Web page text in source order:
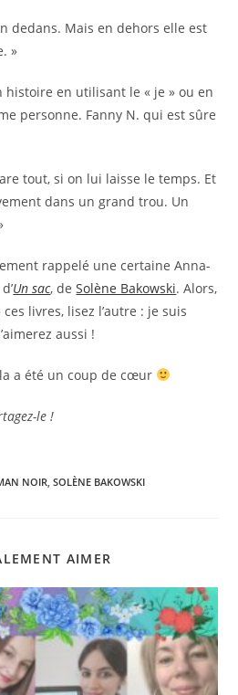
dedans. Mais en dehors elle est
»
histoire en utilisant le « je » ou en
personne. Fanny N. qui est sûre
tout, si on lui laisse le temps. Et
dans un grand trou. Un
rappelé une certaine Anna-
Un sac, deSolène Bakowski. Alors,
livres, lisez l’autre : je suis
aussi !
a été un coup de cœur
le !
NOIR, SOLÈNE BAKOWSKI
AIMER